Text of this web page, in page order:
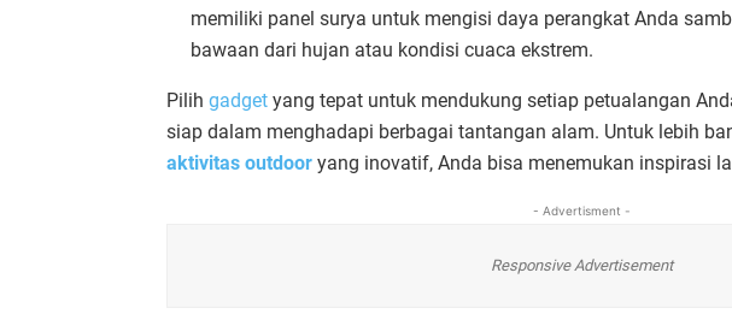
memiliki panel surya untuk mengisi daya perangkat Anda
bawaan dari hujan atau kondisi cuaca ekstrem.
Pilih gadget yang tepat untuk mendukung setiap petualangan
siap dalam menghadapi berbagai tantangan alam. Untuk lebih
aktivitas outdoor yang inovatif, Anda bisa menemukan inspirasi
- Advertisment -
Responsive Advertisement